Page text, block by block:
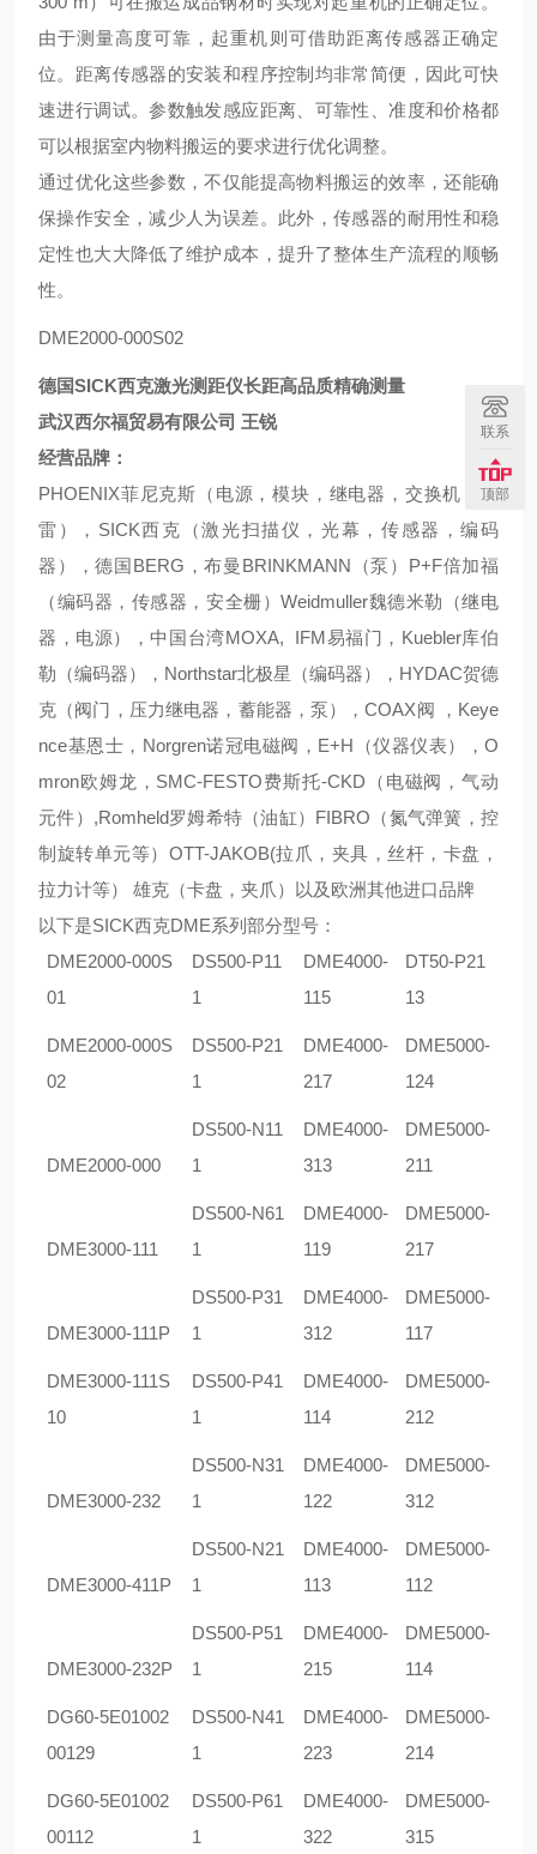
由于测量高度可靠，起重机则可借助距离传感器正确定
位。距离传感器的安装和程序控制均非常简便，因此可快
速进行调试。参数触发感应距离、可靠性、准度和价格都
可以根据室内物料搬运的要求进行优化调整。
通过优化这些参数，不仅能提高物料搬运的效率，还能确
保操作安全，减少人为误差。此外，传感器的耐用性和稳
定性也大大降低了维护成本，提升了整体生产流程的顺畅
性。
DME2000-000S02
德国SICK西克激光测距仪长距高品质精确测量
武汉西尔福贸易有限公司 王锐
经营品牌：
PHOENIX菲尼克斯（电源，模块，继电器，交换机，防
雷），SICK西克（激光扫描仪，光幕，传感器，编码
器），德国BERG，布曼BRINKMANN（泵）P+F倍加福
（编码器，传感器，安全栅）Weidmuller魏德米勒（继电
器，电源），中国台湾MOXA, IFM易福门，Kuebler库伯
勒（编码器），Northstar北极星（编码器），HYDAC贺德
克（阀门，压力继电器，蓄能器，泵），COAX阀 ，Keye
nce基恩士，Norgren诺冠电磁阀，E+H（仪器仪表），O
mron欧姆龙，SMC-FESTO费斯托-CKD（电磁阀，气动
元件）,Romheld罗姆希特（油缸）FIBRO（氮气弹簧，控
制旋转单元等）OTT-JAKOB(拉爪，夹具，丝杆，卡盘，
拉力计等） 雄克（卡盘，夹爪）以及欧洲其他进口品牌
以下是SICK西克DME系列部分型号：
DME2000-000S
01
DS500-P11
1
DME4000-
115
DT50-P21
13
DME2000-000S
02
DS500-P21
1
DME4000-
217
DME5000-
124
DME2000-000
DS500-N11
1
DME4000-
313
DME5000-
211
DME3000-111
DS500-N61
1
DME4000-
119
DME5000-
217
DME3000-111P
DS500-P31
1
DME4000-
312
DME5000-
117
DME3000-111S
10
DS500-P41
1
DME4000-
114
DME5000-
212
DME3000-232
DS500-N31
1
DME4000-
122
DME5000-
312
DME3000-411P
DS500-N21
1
DME4000-
113
DME5000-
112
DME3000-232P
DS500-P51
1
DME4000-
215
DME5000-
114
DG60-5E01002
00129
DS500-N41
1
DME4000-
223
DME5000-
214
DG60-5E01002
00112
DS500-P61
1
DME4000-
322
DME5000-
315
联系
顶部